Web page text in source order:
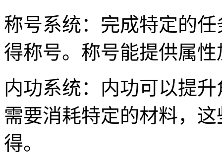
称号系统：完成特定的
得称号。称号能提供属
内功系统：内功可以提
需要消耗特定的材料，
得。